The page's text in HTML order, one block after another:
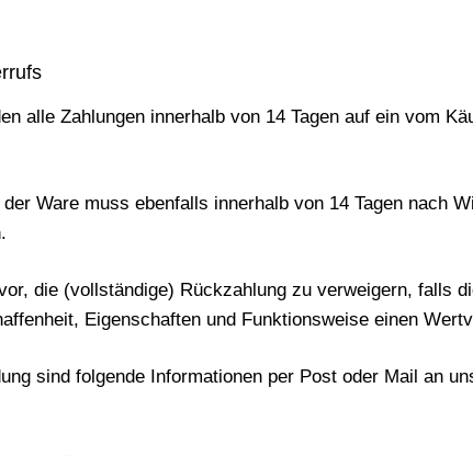
alle Zahlungen innerhalb von 14 Tagen auf ein vom
der Ware muss ebenfalls innerhalb von 14 Tagen nach
die (vollständige) Rückzahlung zu verweigern, falls
Eigenschaften und Funktionsweise einen
sind folgende Informationen per Post oder Mail an